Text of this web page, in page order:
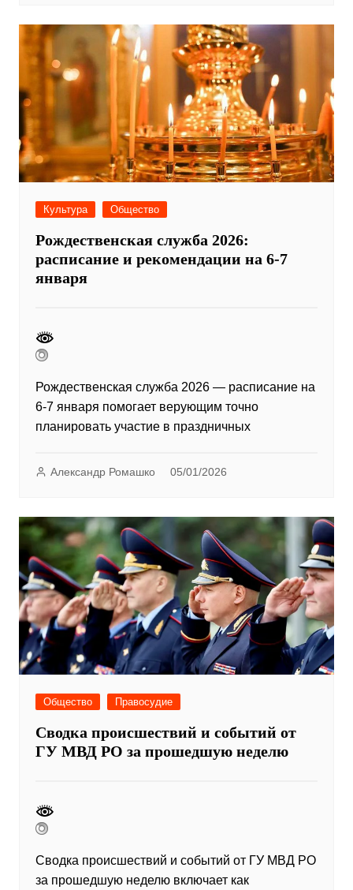
Культура Общество
Рождественская служба 2026:
расписание и рекомендации на 6-7
января
Рождественская служба 2026 — расписание на
6-7 января помогает верующим точно
планировать участие в праздничных
Александр Ромашко 05/01/2026
Общество Правосудие
Сводка происшествий и событий от
ГУ МВД РО за прошедшую неделю
Сводка происшествий и событий от ГУ МВД РО
за прошедшую неделю включает как